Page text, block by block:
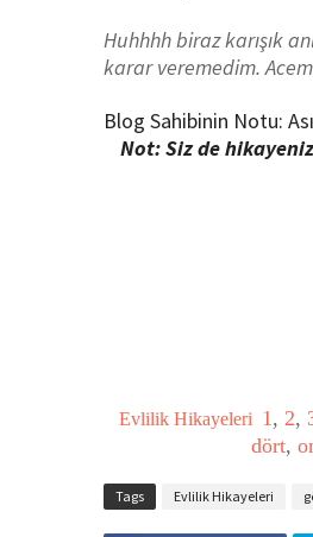
Huhhhh biraz karışık
karar veremedim.
Blog Sahibinin Notu:
Not: Siz de
Evlilik Hikayeleri 1, 2,
dört,
Tags Evlilik Hikayeleri